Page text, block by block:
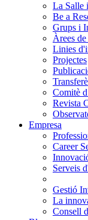
La Salle
Be a
Grups i
Àrees de
Linies
Projectes
Comitè
Revista
Empresa
Career
Serveis
Gestió
La
Consell